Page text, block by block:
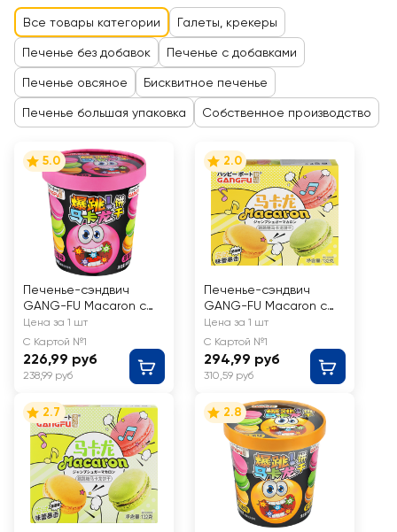
Все товары категории Галеты, крекеры
Печенье без добавок Печенье с добавками
Печенье овсяное Бисквитное печенье
Печенье большая упаковка Собственное производство
5.0
Печенье-сэндвич
GANG-FU Macaron с
клубничным вкусом,
80г
Цена за 1 шт
С Картой №1
226,99 руб
238,99 руб
2.0
Печенье-сэндвич
GANG-FU Macaron с
кремовым вкусом, 132г
Цена за 1 шт
С Картой №1
294,99 руб
310,59 руб
2.7 2.8